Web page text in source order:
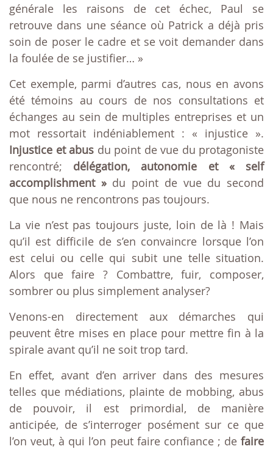
générale les raisons de cet échec, Paul se
retrouve dans une séance où Patrick a déjà pris
soin de poser le cadre et se voit demander dans
la foulée de se justifier… »
Cet exemple, parmi d’autres cas, nous en avons
été témoins au cours de nos consultations et
échanges au sein de multiples entreprises et un
mot ressortait indéniablement : « injustice ».
Injustice et abus du point de vue du protagoniste
rencontré; délégation, autonomie et « self
accomplishment »du point de vue du second
que nous ne rencontrons pas toujours.
La vie n’est pas toujours juste, loin de là ! Mais
qu’il est difficile de s’en convaincre lorsque l’on
est celui ou celle qui subit une telle situation.
Alors que faire ? Combattre, fuir, composer,
sombrer ou plus simplement analyser?
Venons-en directement aux démarches qui
peuvent être mises en place pour mettre fin à la
spirale avant qu’il ne soit trop tard.
En effet, avant d’en arriver dans des mesures
telles que médiations, plainte de mobbing, abus
de pouvoir, il est primordial, de manière
anticipée, de s’interroger posément sur ce que
l’on veut, à qui l’on peut faire confiance ; de faire